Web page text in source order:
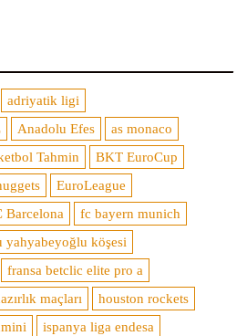
adriyatik ligi
Anadolu Efes
as monaco
Tahmin
BKT EuroCup
EuroLeague
Barcelona
fc bayern munich
yahyabeyoğlu köşesi
fransa betclic elite pro a
maçları
houston rockets
ispanya liga endesa